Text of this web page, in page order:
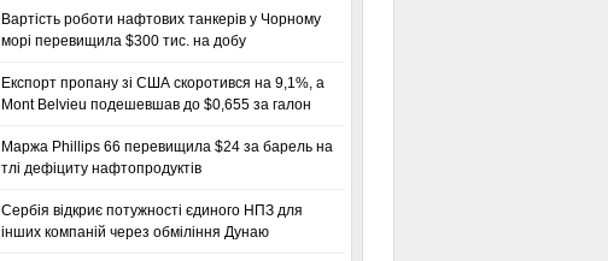
Вартість роботи нафтових танкерів у Чорному
морі перевищила $300 тис. на добу
Експорт пропану зі США скоротився на 9,1%, а
Mont Belvieu подешевшав до $0,655 за галон
Маржа Phillips 66 перевищила $24 за барель на
тлі дефіциту нафтопродуктів
Сербія відкриє потужності єдиного НПЗ для
інших компаній через обміління Дунаю